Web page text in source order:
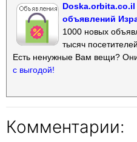
объявлений
1000 новых
тысяч посетителей.
Есть ненужные Вам вещи?
с выгодой!
Комментарии: